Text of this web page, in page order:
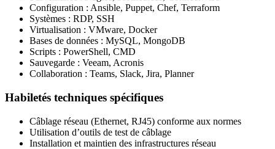
Configuration : Ansible, Puppet, Chef, Terraform
Systèmes : RDP, SSH
Virtualisation : VMware, Docker
Bases de données : MySQL, MongoDB
Scripts : PowerShell, CMD
Sauvegarde : Veeam, Acronis
Collaboration : Teams, Slack, Jira, Planner
Habiletés techniques spécifiques
Câblage réseau (Ethernet, RJ45) conforme aux normes
Utilisation d’outils de test de câblage
Installation et maintien des infrastructures réseau